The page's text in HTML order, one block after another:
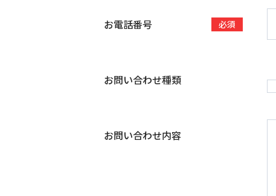
お電話番号 必須
お問い合わせ種類
お問い合わせ内容